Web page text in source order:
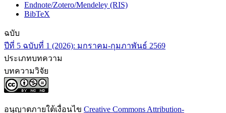
Endnote/Zotero/Mendeley (RIS)
BibTeX
ฉบับ
ปีที่ 5 ฉบับที่ 1 (2026): มกราคม-กุมภาพันธ์ 2569
ประเภทบทความ
บทความวิจัย
อนุญาตภายใต้เงื่อนไข Creative Commons Attribution-